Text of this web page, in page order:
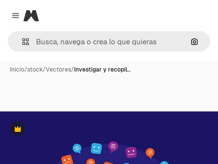
Close menu
Magnific
Inicio/stock/Vectores/Investigar y recopil…
Premium